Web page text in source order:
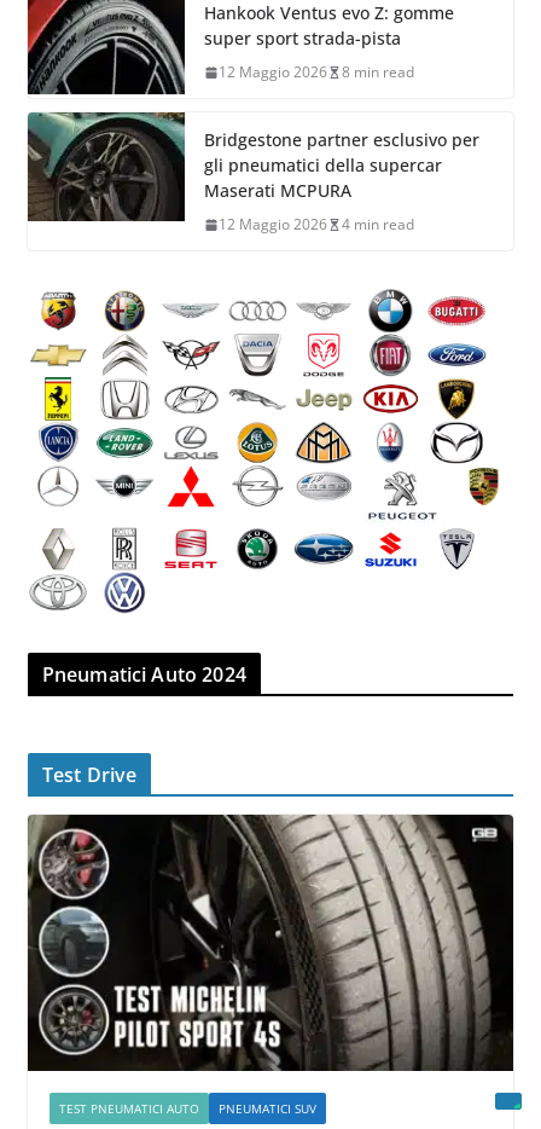
Hankook Ventus evo Z: gomme
super sport strada-pista
12 Maggio 2026 8 min read
Bridgestone partner esclusivo per
gli pneumatici della supercar
Maserati MCPURA
12 Maggio 2026 4 min read
Pneumatici Auto 2024
Test Drive
TEST PNEUMATICI AUTO PNEUMATICI SUV